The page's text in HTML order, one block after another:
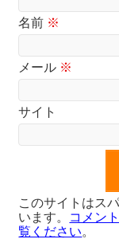
名前 ※
メール ※
サイト
このサイトはス
います。 コメン
覧ください。